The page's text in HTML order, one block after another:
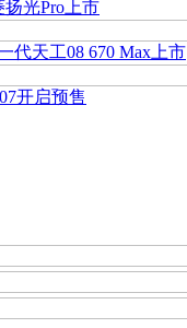
光Pro上市
代天工08 670 Max上市
开启预售